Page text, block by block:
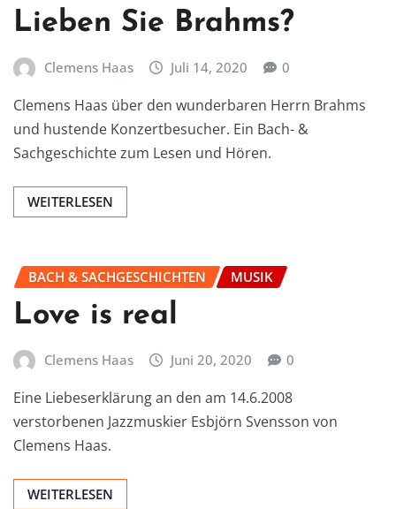
Lieben Sie Brahms?
Clemens Haas Juli 14, 2020 0
Clemens Haas über den wunderbaren Herrn Brahms
und hustende Konzertbesucher. Ein Bach- &
Sachgeschichte zum Lesen und Hören.
WEITERLESEN
BACH & SACHGESCHICHTEN MUSIK
Love is real
Clemens Haas Juni 20, 2020 0
Eine Liebeserklärung an den am 14.6.2008
verstorbenen Jazzmuskier Esbjörn Svensson von
Clemens Haas.
WEITERLESEN